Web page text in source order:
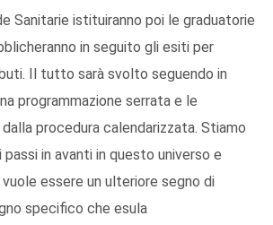
Sanitarie istituiranno poi le graduatorie
in seguito gli esiti per
Il tutto sarà svolto seguendo in
programmazione serrata e le
procedura calendarizzata. Stiamo
in avanti in questo universo e
essere un ulteriore segno di
specifico che esula